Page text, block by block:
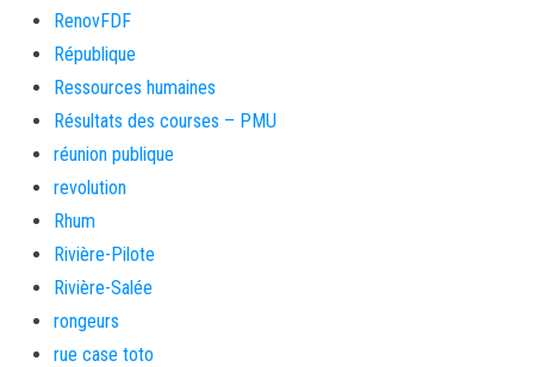
RenovFDF
République
Ressources humaines
Résultats des courses – PMU
réunion publique
revolution
Rhum
Rivière-Pilote
Rivière-Salée
rongeurs
rue case toto